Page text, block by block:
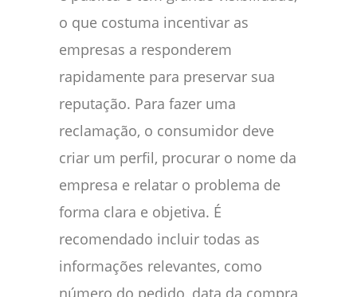
o que costuma incentivar as
empresas a responderem
rapidamente para preservar sua
reputação. Para fazer uma
reclamação, o consumidor deve
criar um perfil, procurar o nome da
empresa e relatar o problema de
forma clara e objetiva. É
recomendado incluir todas as
informações relevantes, como
número do pedido, data da compra